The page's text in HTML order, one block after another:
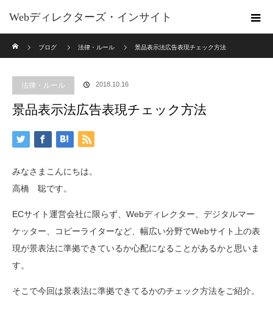
Webディレクターズ・インサイト
ブログ
法律・ルール 景品表示法広告表現チェック方法
法律・ルール 2018.10.16
景品表示法広告表現チェック方法
みなさまこんにちは。
高橋 聡です。
ECサイト運営会社に限らず、Webディレクター、デジタルマー
ケッター、コピーライターなど、幅広い分野でWebサイト上の表
現が景表法に準拠できているか心配になることがあるかと思いま
す。
そこで今回は景表法に準拠できてるかのチェック方法をご紹介。